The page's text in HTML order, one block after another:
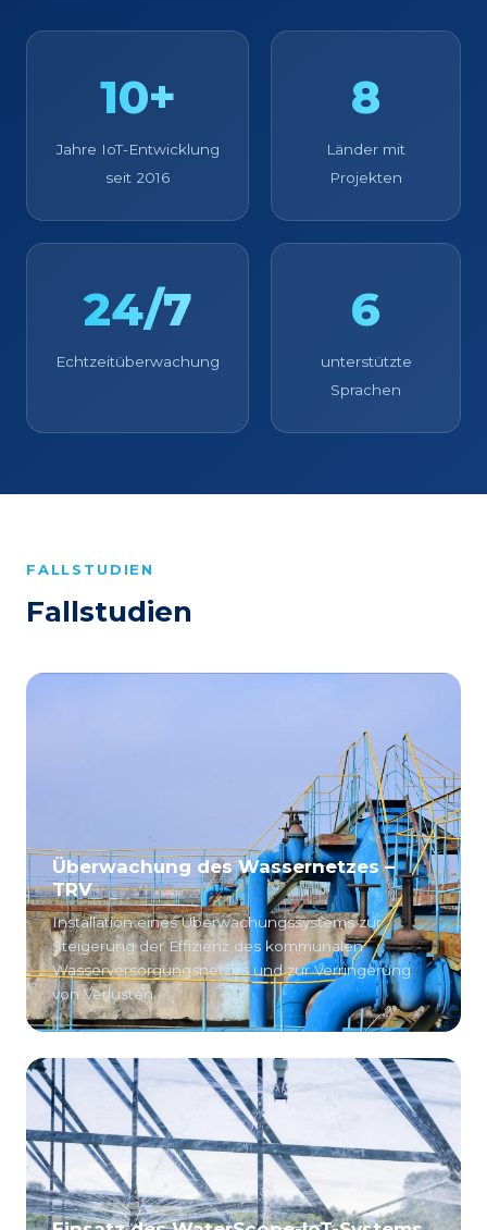
10+
Jahre IoT-Entwicklung
seit 2016
8
Länder mit
Projekten
24/7
Echtzeitüberwachung
6
unterstützte
Sprachen
FALLSTUDIEN
Fallstudien
Überwachung des Wassernetzes –
TRV
Installation eines Überwachungssystems zur
Steigerung der Effizienz des kommunalen
Wasserversorgungsnetzes und zur Verringerung
von Verlusten.